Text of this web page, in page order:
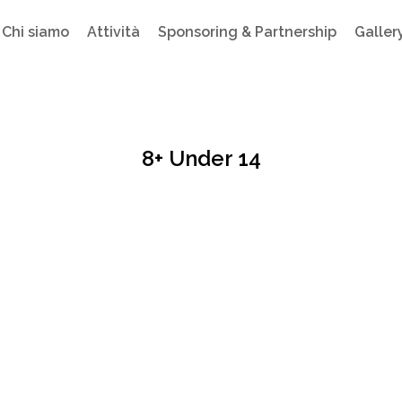
Chi siamo Attività Sponsoring & Partnership
8+ Under 14